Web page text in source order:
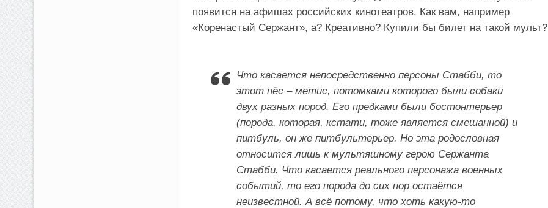
появится на афишах российских кинотеатров. Как вам, например
«Коренастый Сержант», а? Креативно? Купили бы билет на такой мульт?
Что касается непосредственно персоны Стабби, то
этот пёс – метис, потомками которого были собаки
двух разных пород. Его предками были бостонтерьер
(порода, которая, кстати, тоже является смешанной) и
питбуль, он же питбультерьер. Но эта родословная
относится лишь к мультяшному герою Сержанта
Стабби. Что касается реального персонажа военных
событий, то его порода до сих пор остаётся
неизвестной. А всё потому, что хоть какую-то